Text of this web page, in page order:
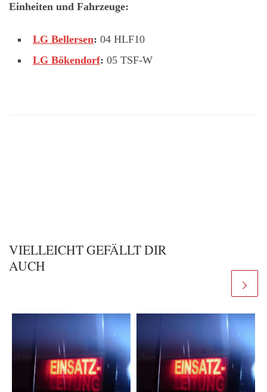
Einheiten und Fahrzeuge:
LG Bellersen: 04 HLF10
LG Bökendorf: 05 TSF-W
VIELLEICHT GEFÄLLT DIR
AUCH